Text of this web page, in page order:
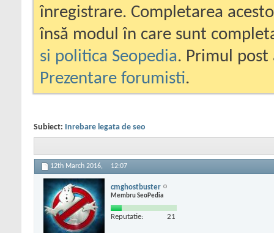
înregistrare. Completarea
însă modul în care sunt
si politica Seopedia. Primul
Prezentare forumisti.
Subiect: Inrebare legata de seo
12th March 2016, 12:07
cmghostbuster
Membru SeoPedia
Reputatie: 21